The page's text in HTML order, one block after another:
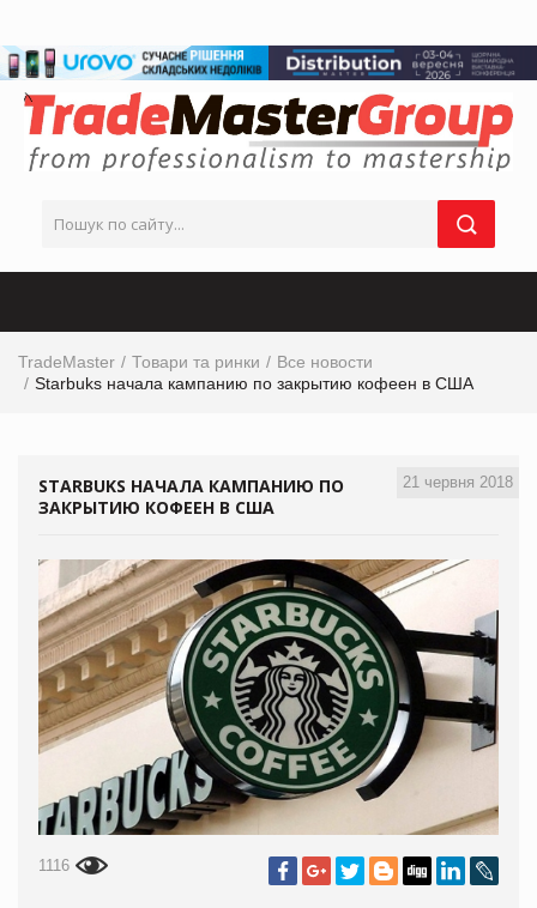
TradeMaster Товари та ринки
Все новости
Starbuks начала кампанию по закрытию кофеен в США
21 червня 2018
STARBUKS НАЧАЛА КАМПАНИЮ ПО
ЗАКРЫТИЮ КОФЕЕН В США
1116